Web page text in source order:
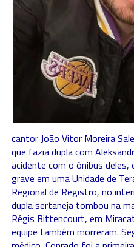
cantor João Vitor Moreira
que fazia dupla com
acidente com o ônibus
grave em uma Unidade de
Regional de Registro, no
dupla sertaneja tombou na
Régis Bittencourt, em
equipe também morreram.